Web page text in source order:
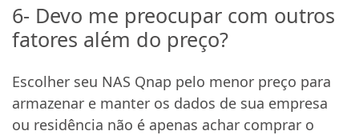
6- Devo me preocupar com outros
fatores além do preço?
Escolher seu NAS Qnap pelo menor preço para
armazenar e manter os dados de sua empresa
ou residência não é apenas achar comprar o